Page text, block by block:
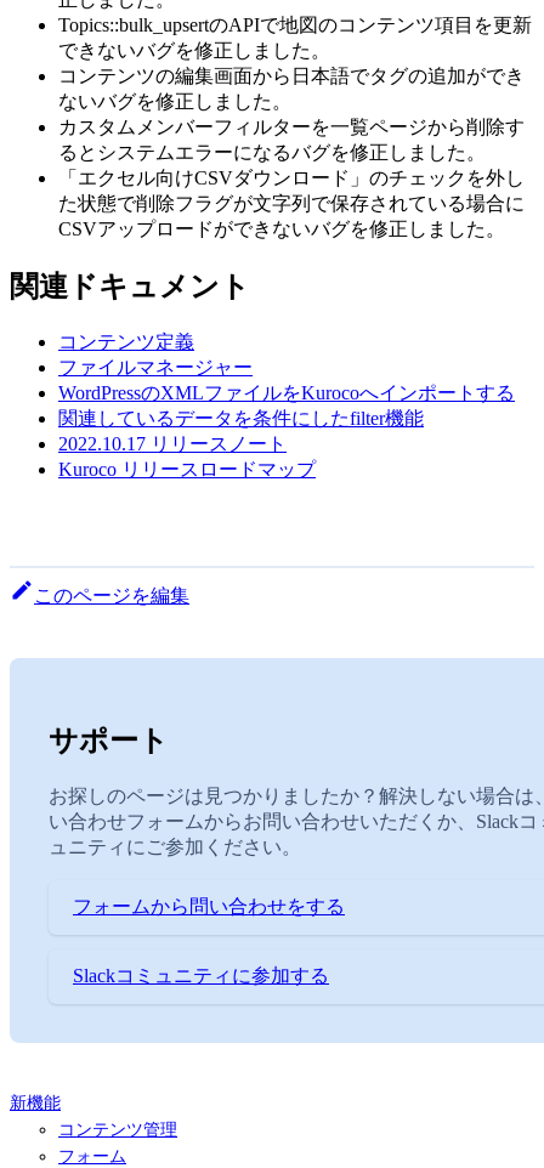
Topics::bulk_upsertのAPIで地図のコンテンツ項目を更新
できないバグを修正しました。
コンテンツの編集画面から日本語でタグの追加ができ
ないバグを修正しました。
カスタムメンバーフィルターを一覧ページから削除す
るとシステムエラーになるバグを修正しました。
「エクセル向けCSVダウンロード」のチェックを外し
た状態で削除フラグが文字列で保存されている場合に
CSVアップロードができないバグを修正しました。
関連ドキュメント
コンテンツ定義
ファイルマネージャー
WordPressのXMLファイルをKurocoへインポートする
関連しているデータを条件にしたfilter機能
2022.10.17 リリースノート
Kuroco リリースロードマップ
このページを編集
サポート
お探しのページは見つかりましたか？解決しない場合は
い合わせフォームからお問い合わせいただくか、Slackコ
ュニティにご参加ください。
フォームから問い合わせをする
Slackコミュニティに参加する
新機能
コンテンツ管理
フォーム